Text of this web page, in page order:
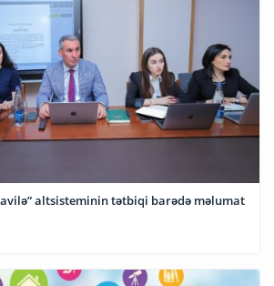
altsisteminin tətbiqi barədə məlumat